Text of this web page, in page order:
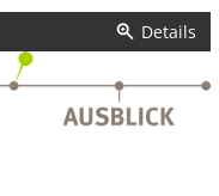
Details